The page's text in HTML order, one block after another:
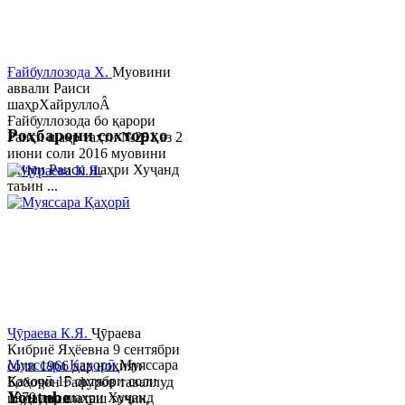
Ғайбуллозода Х. Муовини
аввали Раиси
шаҳрХайруллоÂ
Ғайбуллозода бо қарори
Раиси шаҳр таҳти №281 аз 2
июни соли 2016 муовини
якуми Раиси шаҳри Хуҷанд
таъин ...
Муяссара ҚаҳорӣМуяссара
Қаҳорӣ 15 октябри соли
1979 дар шаҳри Хуҷанд
Роҳбарони сохторҳо
Ҷӯраева К.Я. Ҷӯраева
Кибриё Яҳёевна 9 сентябри
соли 1966 дар ноҳияи
Бобоҷон Ғафуров таваллуд
шуда, миллаташ тоҷик,
Youtube